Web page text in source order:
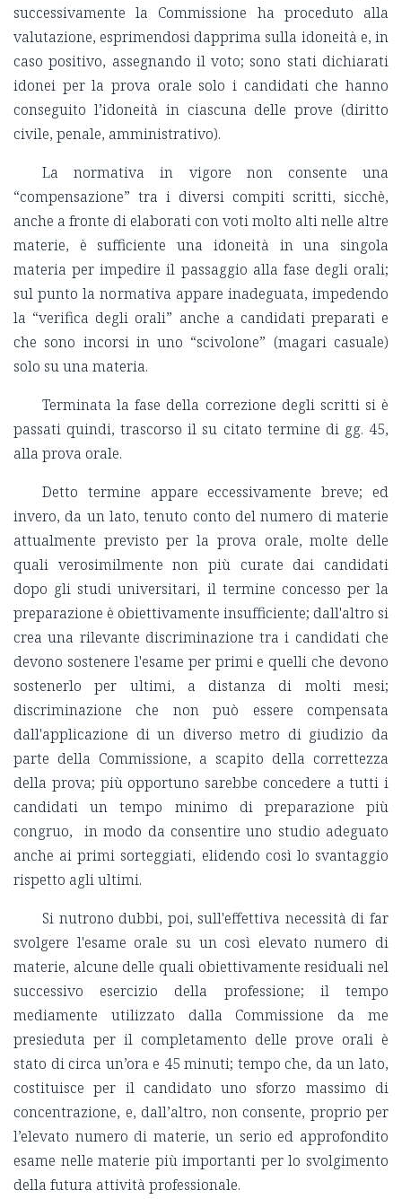
successivamente la Commissione ha proceduto alla
valutazione, esprimendosi dapprima sulla idoneità e, in
caso positivo, assegnando il voto; sono stati dichiarati
idonei per la prova orale solo i candidati che hanno
conseguito l’idoneità in ciascuna delle prove (diritto
civile, penale, amministrativo).
La normativa in vigore non consente una
“compensazione” tra i diversi compiti scritti, sicchè,
anche a fronte di elaborati con voti molto alti nelle altre
materie, è sufficiente una idoneità in una singola
materia per impedire il passaggio alla fase degli orali;
sul punto la normativa appare inadeguata, impedendo
la “verifica degli orali” anche a candidati preparati e
che sono incorsi in uno “scivolone” (magari casuale)
solo su una materia.
Terminata la fase della correzione degli scritti si è
passati quindi, trascorso il su citato termine di gg. 45,
alla prova orale.
Detto termine appare eccessivamente breve; ed
invero, da un lato, tenuto conto del numero di materie
attualmente previsto per la prova orale, molte delle
quali verosimilmente non più curate dai candidati
dopo gli studi universitari, il termine concesso per la
preparazione è obiettivamente insufficiente; dall'altro si
crea una rilevante discriminazione tra i candidati che
devono sostenere l'esame per primi e quelli che devono
sostenerlo per ultimi, a distanza di molti mesi;
discriminazione che non può essere compensata
dall'applicazione di un diverso metro di giudizio da
parte della Commissione, a scapito della correttezza
della prova; più opportuno sarebbe concedere a tutti i
candidati un tempo minimo di preparazione più
congruo, in modo da consentire uno studio adeguato
anche ai primi sorteggiati, elidendo così lo svantaggio
rispetto agli ultimi.
Si nutrono dubbi, poi, sull'effettiva necessità di far
svolgere l'esame orale su un così elevato numero di
materie, alcune delle quali obiettivamente residuali nel
successivo esercizio della professione; il tempo
mediamente utilizzato dalla Commissione da me
presieduta per il completamento delle prove orali è
stato di circa un’ora e 45 minuti; tempo che, da un lato,
costituisce per il candidato uno sforzo massimo di
concentrazione, e, dall’altro, non consente, proprio per
l’elevato numero di materie, un serio ed approfondito
esame nelle materie più importanti per lo svolgimento
della futura attività professionale.